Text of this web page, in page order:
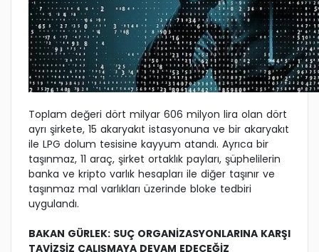
Toplam değeri dört milyar 606 milyon lira olan dört
ayrı şirkete, 15 akaryakıt istasyonuna ve bir akaryakıt
ile LPG dolum tesisine kayyum atandı. Ayrıca bir
taşınmaz, 11 araç, şirket ortaklık payları, şüphelilerin
banka ve kripto varlık hesapları ile diğer taşınır ve
taşınmaz mal varlıkları üzerinde bloke tedbiri
uygulandı.
BAKAN GÜRLEK: SUÇ ORGANİZASYONLARINA KARŞI
TAVİZSİZ ÇALIŞMAYA DEVAM EDECEĞİZ